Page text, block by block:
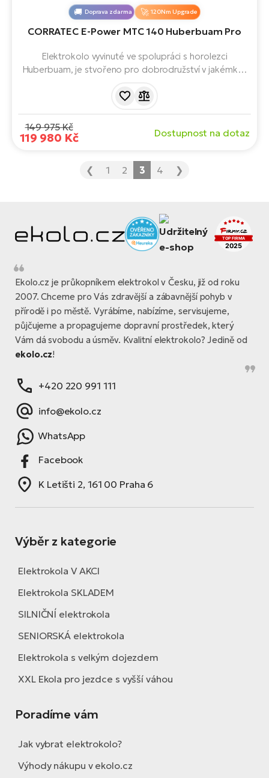
120Nm Upgrade
Doprava zdarma
CORRATEC E-Power MTC 140 Huberbuam Pro
Elektrokolo vyvinuté ve spolupráci s horolezci
Huberbuam, je stvořeno pro dobrodružství v jakémkoli
System 5. generace a 800Wh baterie zajišťují dlouhý
profilované pláště a prostorný nosič umožňují
pohodlnou jízdu i s veškerým vybavením, ať už na
149 975 Kč
119 980 Kč Dostupnost na dotaz
❮ 1 2 3 4 ❯
Ekolo.cz je průkopníkem elektrokol v Česku, již od roku
2007. Chceme pro Vás zdravější a zábavnější pohyb v
přírodě i po městě. Vyrábíme, nabízíme, servisujeme,
půjčujeme a propagujeme dopravní prostředek, který
Vám dá svobodu a úsměv. Kvalitní elektrokolo? Jedině od
ekolo.cz!
+420 220 991 111
info@ekolo.cz
WhatsApp
Facebook
K Letišti 2, 161 00 Praha 6
Výběr z kategorie
Elektrokola V AKCI
Elektrokola SKLADEM
SILNIČNÍ elektrokola
SENIORSKÁ elektrokola
Elektrokola s velkým dojezdem
XXL Ekola pro jezdce s vyšší váhou
Poradíme vám
Jak vybrat elektrokolo?
Výhody nákupu v ekolo.cz